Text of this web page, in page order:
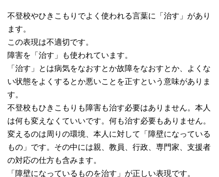
不登校やひきこもりでよく使われる言葉に「治す」があり
ます。
この表現は不適切です。
障害を「治す」も使われています。
「治す」とは病気をなおすとか故障をなおすとか、よくな
い状態をよくするとか悪いことを正すという意味がありま
す。
不登校もひきこもりも障害も治す必要はありません。本人
は何も変えなくていいです。何も治す必要もありません。
変えるのは周りの環境、本人に対して「障壁になっている
もの」です。その中には親、教員、行政、専門家、支援者
の対応の仕方も含みます。
「障壁になっているものを治す」が正しい表現です。